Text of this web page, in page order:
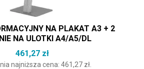
NA PLAKAT A3 + 2
NA ULOTKI A4/A5/DL
461,27 zł
najniższa cena: 461,27 zł.